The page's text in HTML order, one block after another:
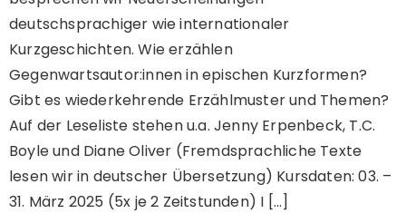
deutschsprachiger wie internationaler
Kurzgeschichten. Wie erzählen
Gegenwartsautor:innen in epischen Kurzformen?
Gibt es wiederkehrende Erzählmuster und Themen?
Auf der Leseliste stehen u.a. Jenny Erpenbeck, T.C.
Boyle und Diane Oliver (Fremdsprachliche Texte
lesen wir in deutscher Übersetzung) Kursdaten: 03. –
31. März 2025 (5x je 2 Zeitstunden) I […]